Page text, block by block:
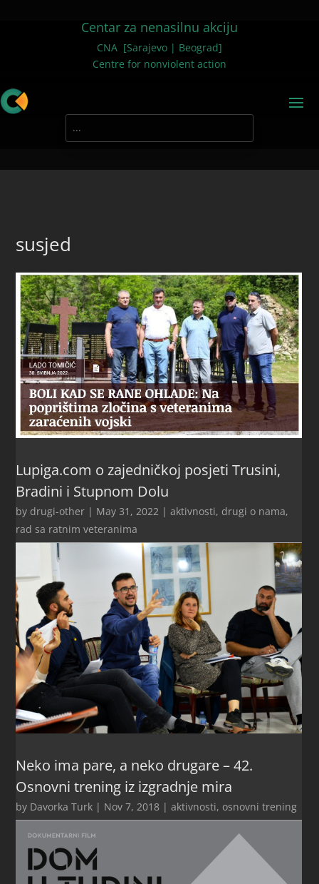
Centar za nenasilnu akciju
CNA [Sarajevo | Beograd]
Centre for nonviolent action
susjed
Lupiga.com o zajedničkoj posjeti Trusini,
Bradini i Stupnom Dolu
by drugi-other | May 31, 2022 |aktivnosti, drugi o nama,
rad sa ratnim veteranima
Neko ima pare, a neko drugare – 42.
Osnovni trening iz izgradnje mira
by Davorka Turk | Nov 7, 2018 |aktivnosti, osnovni trening